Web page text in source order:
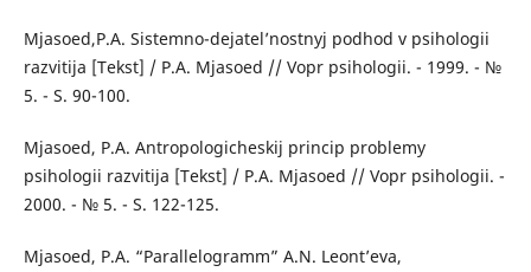
Mjasoed,P.A. Sistemno-dejatel’nostnyj podhod v psihologii
razvitija [Tekst] / P.A. Mjasoed // Vopr psihologii. - 1999. - №
5. - S. 90-100.
Mjasoed, P.A. Antropologicheskij princip problemy
psihologii razvitija [Tekst] / P.A. Mjasoed // Vopr psihologii. -
2000. - № 5. - S. 122-125.
Mjasoed, P.A. “Parallelogramm” A.N. Leont’eva,